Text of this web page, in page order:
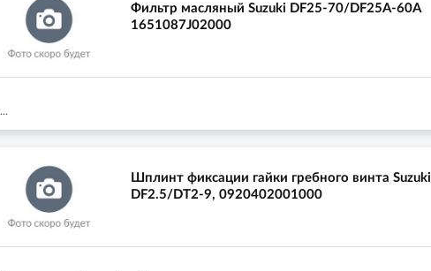
Фильтр масляный Suzuki DF25-70/DF25A-60A
1651087J02000
...
Шплинт фиксации гайки гребного винта Suzuki
DF2.5/DT2-9, 0920402001000